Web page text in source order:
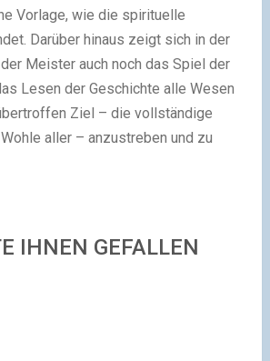
Vorlage, wie die spirituelle
Darüber hinaus zeigt sich in der
Meister auch noch das Spiel der
Lesen der Geschichte alle Wesen
Ziel – die vollständige
aller – anzustreben und zu
IHNEN GEFALLEN